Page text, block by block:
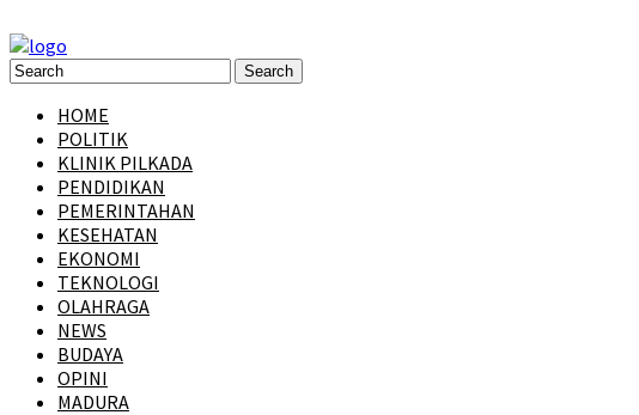
HOME
POLITIK
KLINIK PILKADA
PENDIDIKAN
PEMERINTAHAN
KESEHATAN
EKONOMI
TEKNOLOGI
OLAHRAGA
NEWS
BUDAYA
OPINI
MADURA